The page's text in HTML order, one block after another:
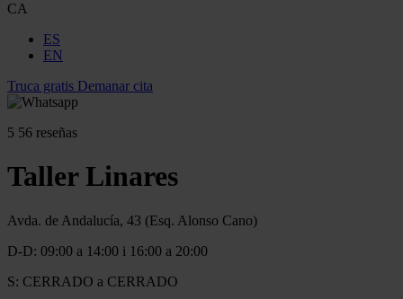
CA
ES
EN
Truca gratis Demanar cita
5 56 reseñas
Taller Linares
Avda. de Andalucía, 43 (Esq. Alonso Cano)
D-D: 09:00 a 14:00 i 16:00 a 20:00
S: CERRADO a CERRADO